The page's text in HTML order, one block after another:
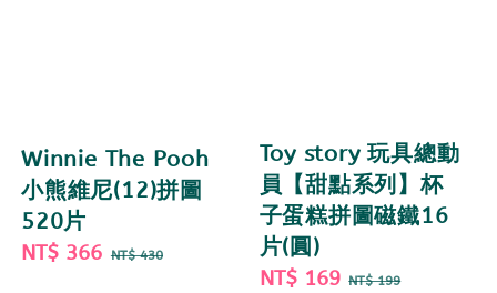
Winnie The Pooh
小熊維尼(12)拼圖
520片
Sale
NT$ 366 Regular
NT$ 430
Toy story 玩具總動
員【甜點系列】杯
子蛋糕拼圖磁鐵16
片(圓)
Sale
NT$ 169 Regular
NT$ 199